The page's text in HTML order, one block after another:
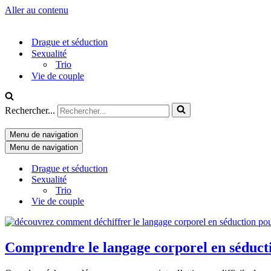
Aller au contenu
Drague et séduction
Sexualité
Trio
Vie de couple
Rechercher...
Menu de navigation
Menu de navigation
Drague et séduction
Sexualité
Trio
Vie de couple
Comprendre le langage corporel en